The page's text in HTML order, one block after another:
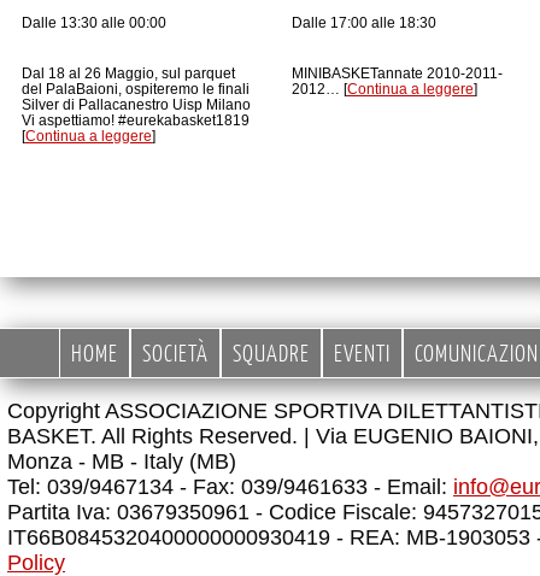
Dalle 13:30 alle 00:00
Dal 18 al 26 Maggio, sul parquet
del PalaBaioni, ospiteremo le finali
Silver di Pallacanestro Uisp Milano
Vi aspettiamo! #eurekabasket1819
[Continua a leggere]
Dalle 17:00 alle 18:30
MINIBASKETannate 2010-2011-
2012… [Continua a leggere]
HOME SOCIETÀ SQUADRE EVENTI
Copyright ASSOCIAZIONE SPORTIVA
BASKET. All Rights Reserved. | Via EUGENIO
Monza - MB - Italy (MB)
Tel: 039/9467134 - Fax: 039/9461633 - Email:
Partita Iva: 03679350961 - Codice Fiscale:
IT66B0845320400000000930419 - REA: MB-
Policy